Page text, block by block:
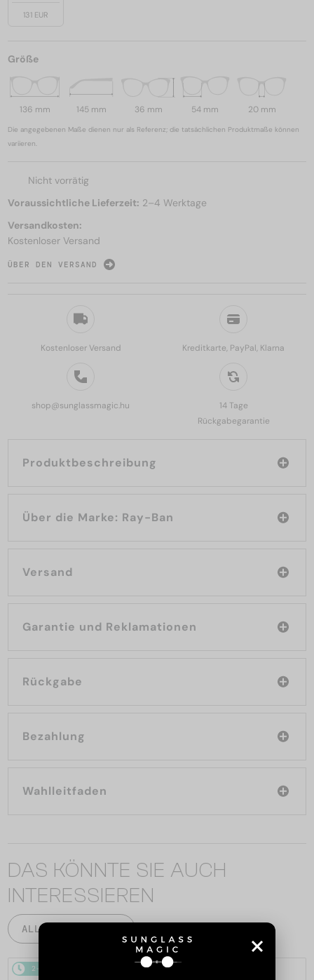
Kostenloser Versand Kreditkarte, PayPal, Klarna
shop@sunglassmagic.hu
14 Tage
Rückgabegarantie
Produktbeschreibung
Über die Marke: Ray-Ban
Versand
Garantie und Reklamationen
Rückgabe
Bezahlung
Wahlleitfaden
131 EUR
Größe
136 mm 145 mm 36 mm 54 mm 20 mm
Die angegebenen Maße dienen nur als Referenz; die tatsächlichen Produktmaße können
variieren.
Nicht vorrätig
Voraussichtliche Lieferzeit: 2–4 Werktage
Versandkosten:
Kostenloser Versand
ÜBER DEN VERSAND
DAS KÖNNTE SIE AUCH
INTERESSIEREN
ALLE PRODUKTE
2-4 WERKTAGE